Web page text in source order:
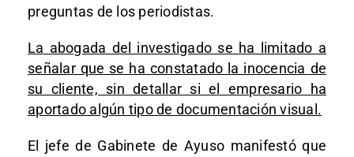
preguntas de los periodistas.
La abogada del investigado se ha limitado a
señalar que se ha constatado la inocencia de
su cliente, sin detallar si el empresario ha
aportado algún tipo de documentación visual.
El jefe de Gabinete de Ayuso manifestó que